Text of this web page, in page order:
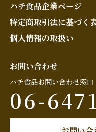
ハチ食品企業ページ
特定商取引法に基づく
個人情報の取扱い
お問い合わせ
ハチ食品お問い合わせ窓口
06-